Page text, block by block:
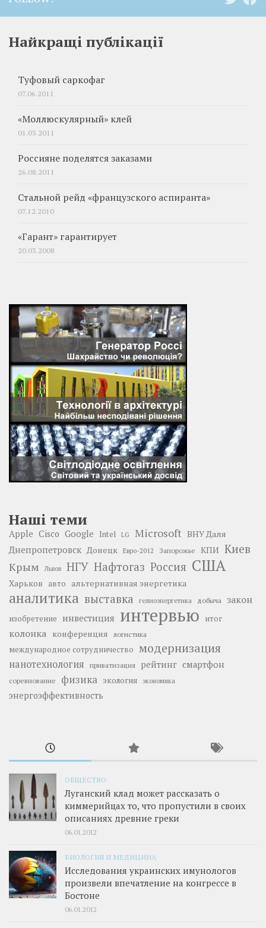
Найкращі публікації
Туфовый саркофаг
07.06.2011
«Моллюскулярный» клей
01.03.2011
Россияне поделятся заказами
26.08.2011
Стальной рейд «французского аспиранта»
07.12.2010
«Гарант» гарантирует
20.03.2008
Наші теми
Apple Cisco Google Intel LG Microsoft ВНУ Даля
Днепропетровск Донецк Евро-2012 Запорожье КПИ Киев
Крым Львов НГУ Нафтогаз Россия США
Харьков авто альтернативная энергетика
аналитика выставка гелиоэнергетика добыча закон
изобретение инвестиция интервью итог
колонка конференция логистика
международное сотрудничество модернизация
нанотехнология приватизация рейтинг смартфон
соревнование физика экология экономика
энергоэффективность
ОБЩЕСТВО
Луганский клад может рассказать о
киммерийцах то, что пропустили в своих
описаниях древние греки
06.01.2012
БИОЛОГИЯ И МЕДИЦИНА
Исследования украинских имунологов
произвели впечатление на конгрессе в
Бостоне
06.01.2012